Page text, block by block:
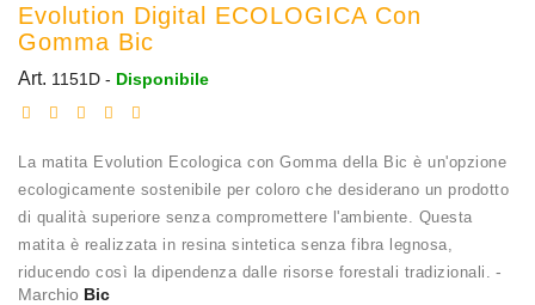
Evolution Digital ECOLOGICA Con
Gomma Bic
Art. 1151D - Disponibile
La matita Evolution Ecologica con Gomma della Bic è un'opzione
ecologicamente sostenibile per coloro che desiderano un prodotto
di qualità superiore senza compromettere l'ambiente. Questa
matita è realizzata in resina sintetica senza fibra legnosa,
riducendo così la dipendenza dalle risorse forestali tradizionali.
-
Marchio Bic